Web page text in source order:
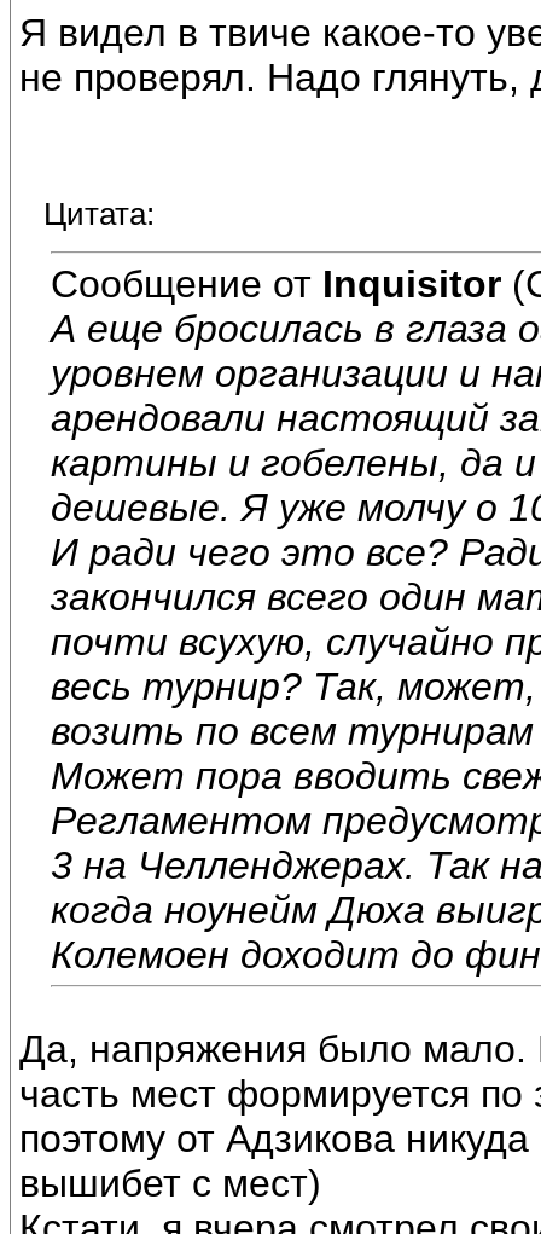
Я видел в твиче какое-то
не проверял. Надо
Цитата:
Сообщение от Inquisitor
А еще бросилась в глаза
уровнем организации и
арендовали настоящий
картины и гобелены, да
дешевые. Я уже молчу о
И ради чего это все?
закончился всего один
почти всухую, случайно
весь турнир? Так,
возить по всем
Может пора вводить
Регламентом
3 на Челленджерах. Так
когда ноунейм Дюха
Колемоен доходит до
Да, напряжения было мало.
часть мест формируется по
поэтому от Адзикова
вышибет с мест)